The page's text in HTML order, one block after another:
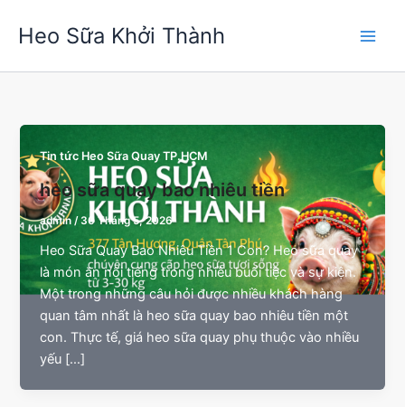
dung
Heo Sữa Khởi Thành
Tin tức Heo Sữa Quay TP.HCM
heo sữa quay bao nhiêu tiền
admin/ 30 Tháng 5, 2026
Heo Sữa Quay Bao Nhiêu Tiền 1 Con? Heo sữa quay
là món ăn nổi tiếng trong nhiều buổi tiệc và sự kiện.
Một trong những câu hỏi được nhiều khách hàng
quan tâm nhất là heo sữa quay bao nhiêu tiền một
con. Thực tế, giá heo sữa quay phụ thuộc vào nhiều
yếu […]